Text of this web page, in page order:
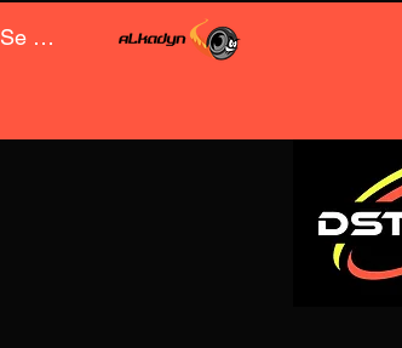
Se connecter